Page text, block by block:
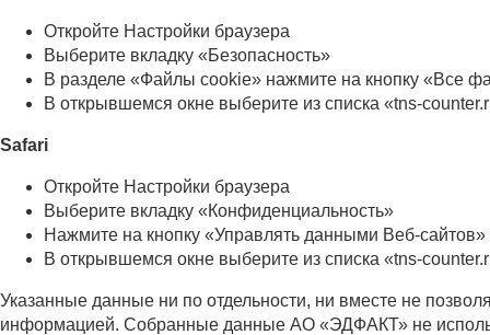
Откройте Настройки браузера
Выберите вкладку «Безопасность»
В разделе «Файлы cookie» нажмите на кнопку «Все
В открывшемся окне выберите из списка «tns-
Safari
Откройте Настройки браузера
Выберите вкладку «Конфиденциальность»
Нажмите на кнопку «Управлять данными Веб-сайтов»
В открывшемся окне выберите из списка «tns-
Указанные данные ни по отдельности, ни вместе не
информацией. Собранные данные АО «ЭДФАКТ» не